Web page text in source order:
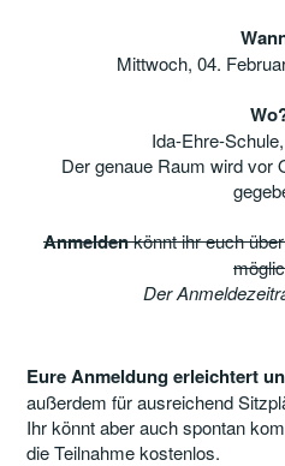
Mittwoch, 04.
Ida-Ehre-
Der genaue Raum wird vor
Anmeldenkönnt ihr euch
Der
Eure Anmeldung erleichtert
außerdem für ausreichend
Ihr könnt aber auch spontan
die Teilnahme kostenlos.